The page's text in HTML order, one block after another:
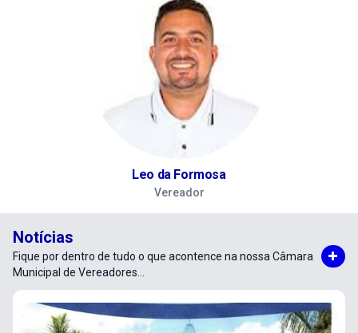
Leo da Formosa
Vereador
Notícias
Fique por dentro de tudo o que acontence na nossa Câmara
Municipal de Vereadores...
Mais Notícias da Câmara de Barro Alto-BA